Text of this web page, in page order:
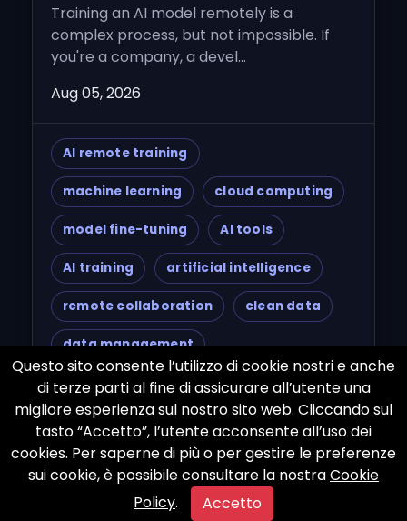
Questo sito consente l’utilizzo di cookie nostri e anche
di terze parti al fine di assicurare all’utente una
migliore esperienza sul nostro sito web. Cliccando sul
tasto “Accetto”, l’utente acconsente all’uso dei
cookies. Per saperne di più o per gestire le preferenze
sui cookie, è possibile consultare la nostraCookie
Policy. Accetto
Training an AI model remotely is a
complex process, but not impossible. If
you're a company, a devel...
Aug 05, 2026
AI remote training
machine learning cloud computing
model fine-tuning AI tools
AI training artificial intelligence
remote collaboration clean data
data management
language models Google Cloud
AWS
Colab AI development
AI team